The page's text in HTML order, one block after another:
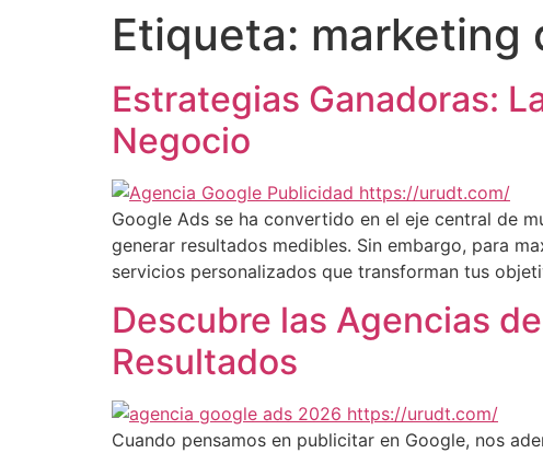
Etiqueta: marketing
Estrategias Ganadoras:
Negocio
Google Ads se ha convertido en el eje central de
generar resultados medibles. Sin embargo, para
servicios personalizados que transforman tus
Descubre las Agencias
Resultados
Cuando pensamos en publicitar en Google, nos